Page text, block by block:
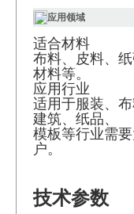
应用领域
适合材料
布料、皮料、
材料等。
应用行业
适用于服装、
建筑、纸品、
模板等行业需
户。
技术参数